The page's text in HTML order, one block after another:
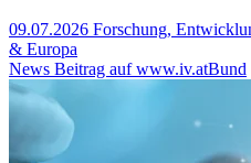
09.07.2026 Forschung,
& Europa
News Beitrag auf www.iv.atBund